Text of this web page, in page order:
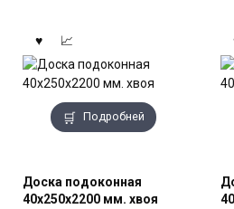
Подробней
Доска подоконная
40x250x2200 мм. хвоя